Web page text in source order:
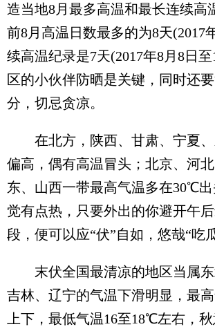
造当地8月最多高温和最长连续高
前8月高温日数最多的为8天(2017
续高温纪录是7天(2017年8月8日
区的小伙伴防晒是关键，同时还
分，切忌贪凉。
在北方，陕西、甘肃、宁夏、
偏高，偶有高温冒头；北京、河
东、山西一带最高气温多在30℃
觉有点热，只要外出的你避开午
段，便可以应“伏”自如，悠哉“吃
末伏全国最清凉的地区当属东
吉林、辽宁的气温下滑明显，最
上下，最低气温16至18℃左右，